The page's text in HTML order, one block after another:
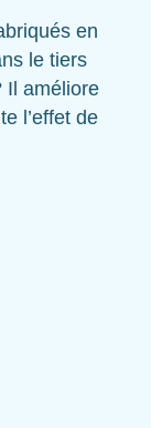
en
le tiers
Il améliore
l’effet de